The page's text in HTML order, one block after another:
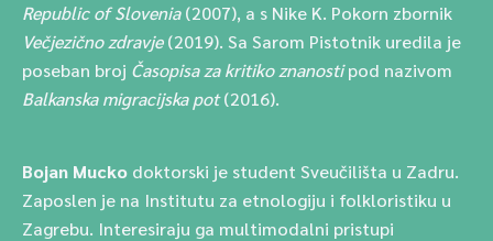
Republic of Slovenia(2007), a s Nike K. Pokorn zbornik
Večjezično zdravje(2019). Sa Sarom Pistotnik uredila je
poseban broj Časopisa za kritiko znanostipod nazivom
Balkanska migracijska pot(2016).
Bojan Mucko doktorski je student Sveučilišta u Zadru.
Zaposlen je na Institutu za etnologiju i folkloristiku u
Zagrebu. Interesiraju ga multimodalni pristupi